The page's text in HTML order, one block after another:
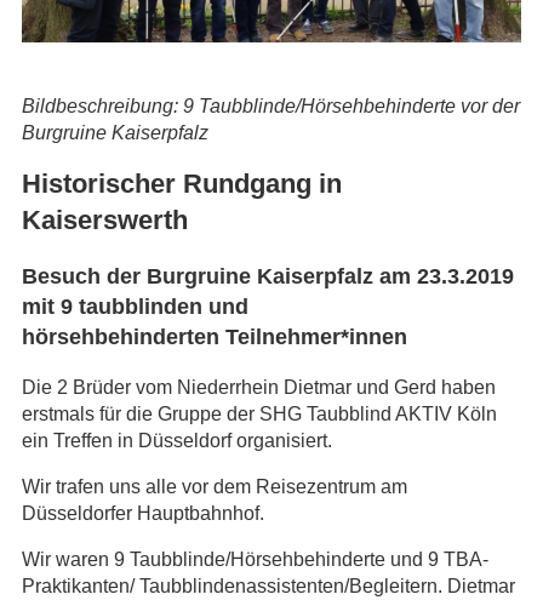
Bildbeschreibung: 9 Taubblinde/Hörsehbehinderte vor der
Burgruine Kaiserpfalz
Historischer Rundgang in
Kaiserswerth
Besuch der Burgruine Kaiserpfalz am 23.3.2019
mit 9 taubblinden und
hörsehbehinderten Teilnehmer*innen
Die 2 Brüder vom Niederrhein Dietmar und Gerd haben
erstmals für die Gruppe der SHG Taubblind AKTIV Köln
ein Treffen in Düsseldorf organisiert.
Wir trafen uns alle vor dem Reisezentrum am
Düsseldorfer Hauptbahnhof.
Wir waren 9 Taubblinde/Hörsehbehinderte und 9 TBA-
Praktikanten/ Taubblindenassistenten/Begleitern. Dietmar